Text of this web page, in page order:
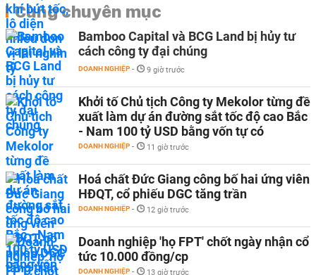
Cùng chuyên mục
Bamboo Capital và BCG Land bị hủy tư
cách công ty đại chúng
DOANH NGHIỆP - 9 giờ trước
Khởi tố Chủ tịch Công ty Mekolor từng đề
xuất làm dự án đường sắt tốc độ cao Bắc
- Nam 100 tỷ USD bằng vốn tự có
DOANH NGHIỆP - 11 giờ trước
Hoá chất Đức Giang công bố hai ứng viên
HĐQT, cổ phiếu DGC tăng trần
DOANH NGHIỆP - 12 giờ trước
Doanh nghiệp 'họ FPT' chốt ngày nhận cổ
tức 10.000 đồng/cp
DOANH NGHIỆP - 13 giờ trước